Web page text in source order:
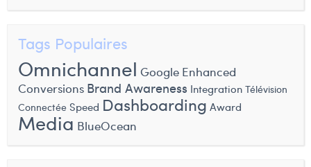
Tags Populaires
Omnichannel Google Enhanced
Conversions Brand Awareness Integration Télévision
Connectée Speed Dashboarding Award
Media BlueOcean